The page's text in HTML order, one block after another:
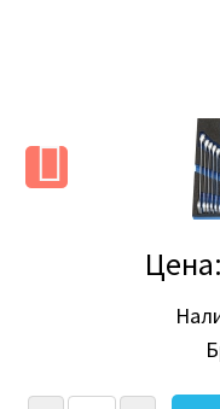
Цена: